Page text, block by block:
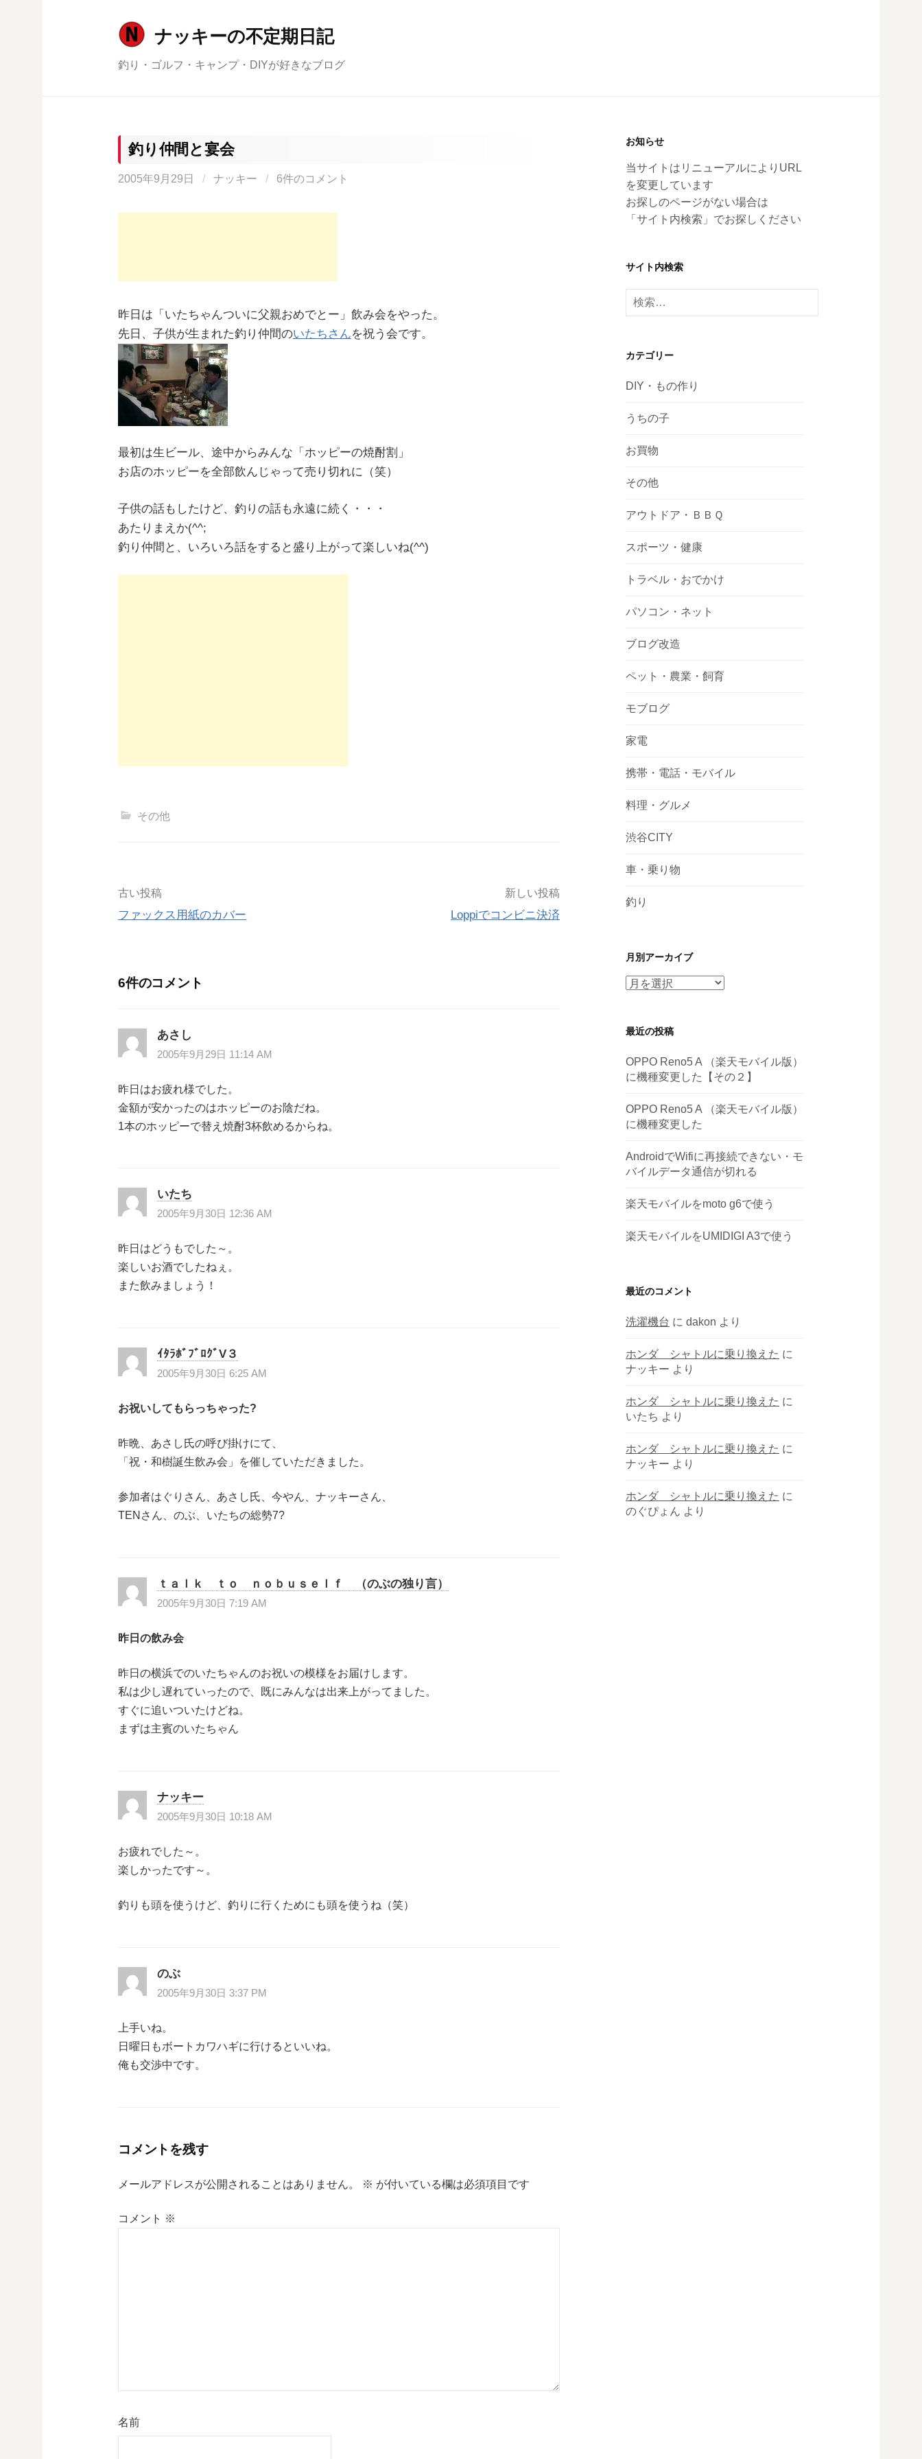
ナッキーの不定期日記
釣り・ゴルフ・キャンプ・DIYが好きなブログ
釣り仲間と宴会
2005年9月29日 / ナッキー / 6件のコメント
昨日は「いたちゃんついに父親おめでとー」飲み会をやった。
先日、子供が生まれた釣り仲間のいたちさんを祝う会です。
最初は生ビール、途中からみんな「ホッピーの焼酎割」
お店のホッピーを全部飲んじゃって売り切れに（笑）
子供の話もしたけど、釣りの話も永遠に続く・・・
あたりまえか(^^;
釣り仲間と、いろいろ話をすると盛り上がって楽しいね(^^)
その他
投
ビ
ゲ
ー
シ
ョ
古い投稿
ファックス用紙のカバー
新しい投稿
Loppiでコンビニ決済
6件のコメント
あさし
2005年9月29日 11:14 AM
昨日はお疲れ様でした。
金額が安かったのはホッピーのお陰だね。
1本のホッピーで替え焼酎3杯飲めるからね。
いたち
2005年9月30日 12:36 AM
昨日はどうもでした～。
楽しいお酒でしたねぇ。
また飲みましょう！
ｲﾀﾗﾎﾞﾌﾞﾛｸﾞV３
2005年9月30日 6:25 AM
お祝いしてもらっちゃった?
昨晩、あさし氏の呼び掛けにて、
「祝・和樹誕生飲み会」を催していただきました。
参加者はぐりさん、あさし氏、今やん、ナッキーさん、
TENさん、のぶ、いたちの総勢7?
ｔａｌｋ ｔｏ ｎｏｂｕｓｅｌｆ （のぶの独り言）
2005年9月30日 7:19 AM
昨日の飲み会
昨日の横浜でのいたちゃんのお祝いの模様をお届けします。
私は少し遅れていったので、既にみんなは出来上がってました。
すぐに追いついたけどね。
まずは主賓のいたちゃん
ナッキー
2005年9月30日 10:18 AM
お疲れでした～。
楽しかったです～。
釣りも頭を使うけど、釣りに行くためにも頭を使うね（笑）
のぶ
2005年9月30日 3:37 PM
上手いね。
日曜日もボートカワハギに行けるといいね。
俺も交渉中です。
コメントを残す
メールアドレスが公開されることはありません。 ※ が付いている欄は必須項目です
コメント ※
名前
お知らせ
当サイトはリニューアルによりURL
を変更しています
お探しのページがない場合は
「サイト内検索」でお探しください
サイト内検索
検
索:
カテゴリー
DIY・もの作り
うちの子
お買物
その他
アウトドア・ＢＢＱ
スポーツ・健康
トラベル・おでかけ
パソコン・ネット
ブログ改造
ペット・農業・飼育
モブログ
家電
携帯・電話・モバイル
料理・グルメ
渋谷CITY
車・乗り物
釣り
月別アーカイブ
月
ー
イ
ブ
最近の投稿
OPPO Reno5 A （楽天モバイル版）
に機種変更した【その２】
OPPO Reno5 A （楽天モバイル版）
に機種変更した
AndroidでWifiに再接続できない・モ
バイルデータ通信が切れる
楽天モバイルをmoto g6で使う
楽天モバイルをUMIDIGI A3で使う
最近のコメント
洗濯機台 に dakon より
ホンダ シャトルに乗り換えた に
ナッキー より
ホンダ シャトルに乗り換えた に
いたち より
ホンダ シャトルに乗り換えた に
ナッキー より
ホンダ シャトルに乗り換えた に
のぐぴょん より